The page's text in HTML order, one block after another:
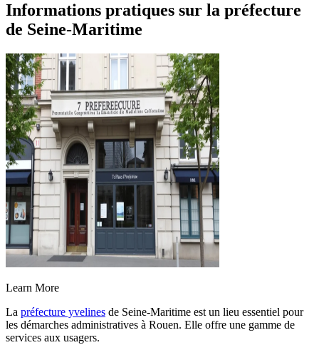
Informations pratiques sur la préfecture
de Seine-Maritime
Learn More
La préfecture yvelines de Seine-Maritime est un lieu essentiel pour
les démarches administratives à Rouen. Elle offre une gamme de
services aux usagers.